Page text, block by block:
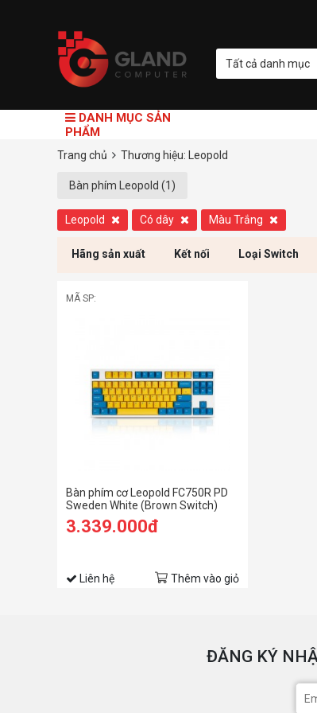
Tất cả danh mục
DANH MỤC SẢN
PHẨM
Trang chủ Thương hiệu: Leopold
Bàn phím Leopold (1)
Leopold Có dây Màu Trắng
Hãng sản xuất Kết nối Loại Switch
MÃ SP:
Bàn phím cơ Leopold FC750R PD
Sweden White (Brown Switch)
3.339.000đ
Liên hệ Thêm vào giỏ
ĐĂNG KÝ